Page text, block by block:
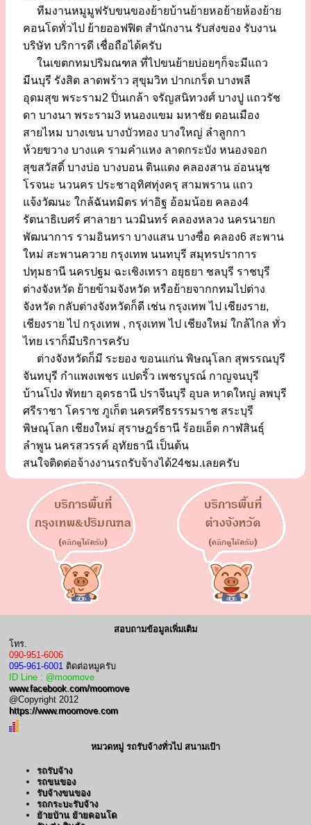
ทีมงานหมูมูฟรับขนของย้ายบ้านย้ายหอย้ายห้องย้าย
คอนโดทั่วไป ย้ายออฟฟิต สำนักงาน รับส่งของ รับงาน
บริษัท บริการดี เชื่อถือได้ครับ
ในเขตกทมปริมณฑล ที่ไปขนย้ายบ่อยๆก็จะมีแถว
มีนบุรี รังสิต ลาดพร้าว สุขุมวิท ปากเกร็ด บางพลี
อุดมสุข พระราม2 ปิ่นเกล้า จรัญสนิทวงศ์ บางปู แถวรัช
ดา บางนา พระราม3 หนองแขม มหาชัย ดอนเมือง
สายไหม บางเขน บางบัวทอง บางใหญ่ ลำลูกกา
ห้วยขวาง บางแค รามคำแหง ลาดกระบัง หนองจอก
สุขสวัสดิ์ บางบ่อ บางบอน ดินแดง คลองสาน อ่อนนุช
โรจนะ นวนคร ประชาอุทิศทุ่งครุ สามพราน แถว
แจ้งวัฒนะ ใกล้ฉันทมิตร ท่าอิฐ อ้อมน้อย คลอง4
รัตนาธิเบศร์ ศาลายา นวมินทร์ คลองหลวง นครนายก
พัฒนาการ รามอินทรา บางแสน บางซื่อ คลอง6 สะพาน
ใหม่ สะพานควาย กรุงเทพ นนทบุรี สมุทรปราการ
ปทุมธานี นครปฐม ฉะเชิงเทรา อยุธยา ชลบุรี ราชบุรี
ต่างจังหวัด ย้ายข้ามจังหวัด หรือย้ายจากกทมไปต่าง
จังหวัด กลับต่างจังหวัดก็ดี เช่น กรุงเทพ ไป เชียงราย,
เชียงราย ไป กรุงเทพ , กรุงเทพ ไป เชียงใหม่ ใกล้ไกล ทั่ว
ไทย เราก็มีบริการครับ
ต่างจังหวัดก็มี ระยอง ขอนแก่น พิษณุโลก สุพรรณบุรี
จันทบุรี กำแพงเพชร แปดริ้ว เพชรบูรณ์ กาญจนบุรี
บ้านโป่ง พัทยา อุดรธานี ปราจีนบุรี อุบล หาดใหญ่ ลพบุรี
ศรีราชา โคราช ภูเก็ต นครศรีธรรรมราช สระบุรี
พิษณุโลก เชียงใหม่ สุราษฎร์ธานี ร้อยเอ็ด กาฬสินธุ์
ลำพูน นครสวรรค์ อุทัยธานี เป็นต้น
สนใจติดต่อจ้างงานรถรับจ้างได้24ชม.เลยครับ
สอบถามข้อมูลเพิ่มเติม
โทร.
090-951-6006
095-961-6001 ติดต่อหมูครับ
ID Line : @moomove
www.facebook.com/moomove
@Copyright 2012
https://www.moomove.com
หมวดหมู่ รถรับจ้างทั่วไป สนามเป้า
รถรับจ้าง
รถขนของ
รับจ้างขนของ
รถกระบะรับจ้าง
ย้ายบ้าน ย้ายคอนโด